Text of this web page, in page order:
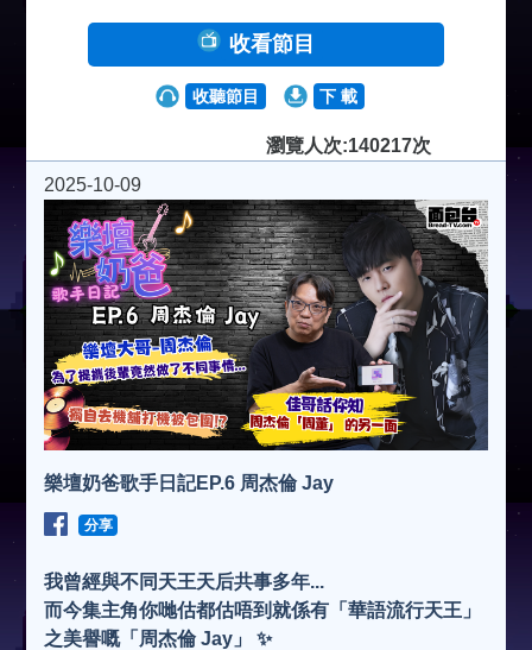
收看節目
收聽節目 下 載
瀏覽人次:140217次
2025-10-09
樂壇奶爸歌手日記EP.6 周杰倫 Jay
分享
我曾經與不同天王天后共事多年...
而今集主角你哋估都估唔到就係有「華語流行天王」
之美譽嘅「周杰倫 Jay」 ✨